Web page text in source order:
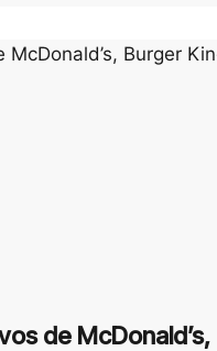
de McDonald’s,